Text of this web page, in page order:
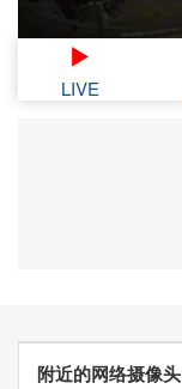
LIVE
附近的网络摄像头